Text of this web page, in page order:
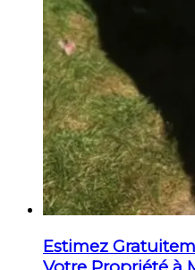
Estimez